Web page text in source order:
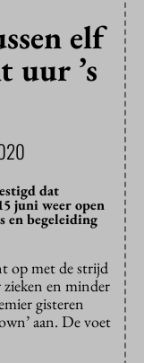
elf
uur ’s
dat
juni weer open
en begeleiding
op met de strijd
en minder
gisteren
aan. De voet